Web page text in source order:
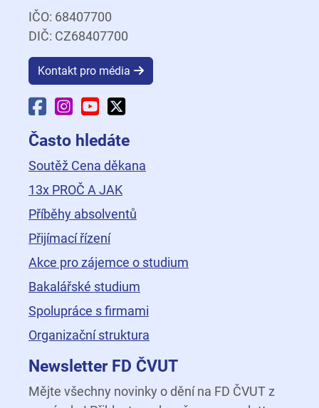
IČO: 68407700
DIČ: CZ68407700
Kontakt pro média
Facebook Fakulty dopravní
Instagram Fakulty dopravní
YouTube Fakulty dopravní
Často hledáte
Soutěž Cena děkana
13x PROČ A JAK
Příběhy absolventů
Přijímací řízení
Akce pro zájemce o studium
Bakalářské studium
Spolupráce s firmami
Organizační struktura
Newsletter FD ČVUT
Mějte všechny novinky o dění na FD ČVUT z